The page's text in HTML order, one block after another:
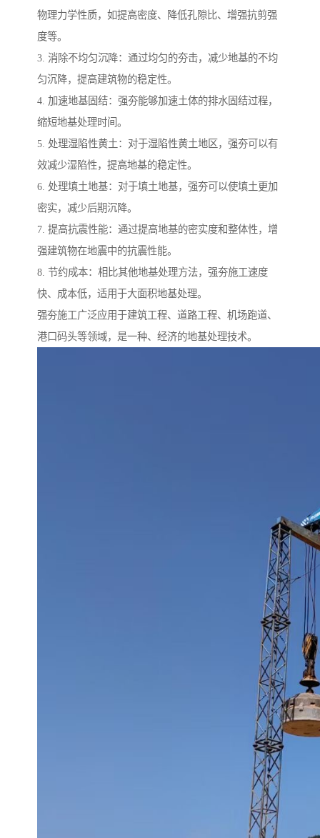
物理力学性质，如提高密度、降低孔隙比、增强抗剪强
度等。
3. 消除不均匀沉降：通过均匀的夯击，减少地基的不均
匀沉降，提高建筑物的稳定性。
4. 加速地基固结：强夯能够加速土体的排水固结过程，
缩短地基处理时间。
5. 处理湿陷性黄土：对于湿陷性黄土地区，强夯可以有
效减少湿陷性，提高地基的稳定性。
6. 处理填土地基：对于填土地基，强夯可以使填土更加
密实，减少后期沉降。
7. 提高抗震性能：通过提高地基的密实度和整体性，增
强建筑物在地震中的抗震性能。
8. 节约成本：相比其他地基处理方法，强夯施工速度
快、成本低，适用于大面积地基处理。
强夯施工广泛应用于建筑工程、道路工程、机场跑道、
港口码头等领域，是一种、经济的地基处理技术。